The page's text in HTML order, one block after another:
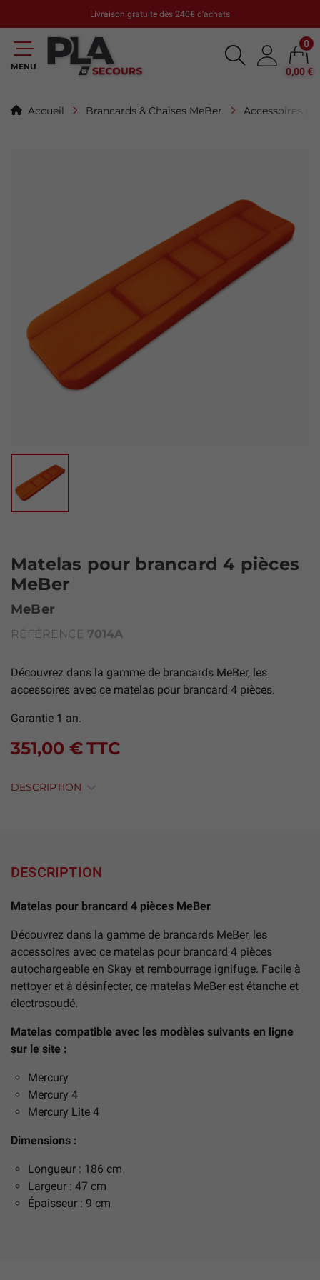
Livraison gratuite dès 240€ d'achats
MENU
0
0,00 €
Accueil Brancards & Chaises MeBer Accessoires
Matelas pour brancard 4 pièces
MeBer
MeBer
RÉFÉRENCE 7014A
Découvrez dans la gamme de brancards MeBer, les
accessoires avec ce matelas pour brancard 4 pièces.
Garantie 1 an.
351,00 €TTC
DESCRIPTION
DESCRIPTION
Matelas pour brancard 4 pièces MeBer
Découvrez dans la gamme de brancards MeBer, les
accessoires avec ce matelas pour brancard 4 pièces
autochargeable en Skay et rembourrage ignifuge. Facile à
nettoyer et à désinfecter, ce matelas MeBer est étanche et
électrosoudé.
Matelas compatible avec les modèles suivants en ligne
sur le site :
Mercury
Mercury 4
Mercury Lite 4
Dimensions :
Longueur : 186 cm
Largeur : 47 cm
Épaisseur : 9 cm